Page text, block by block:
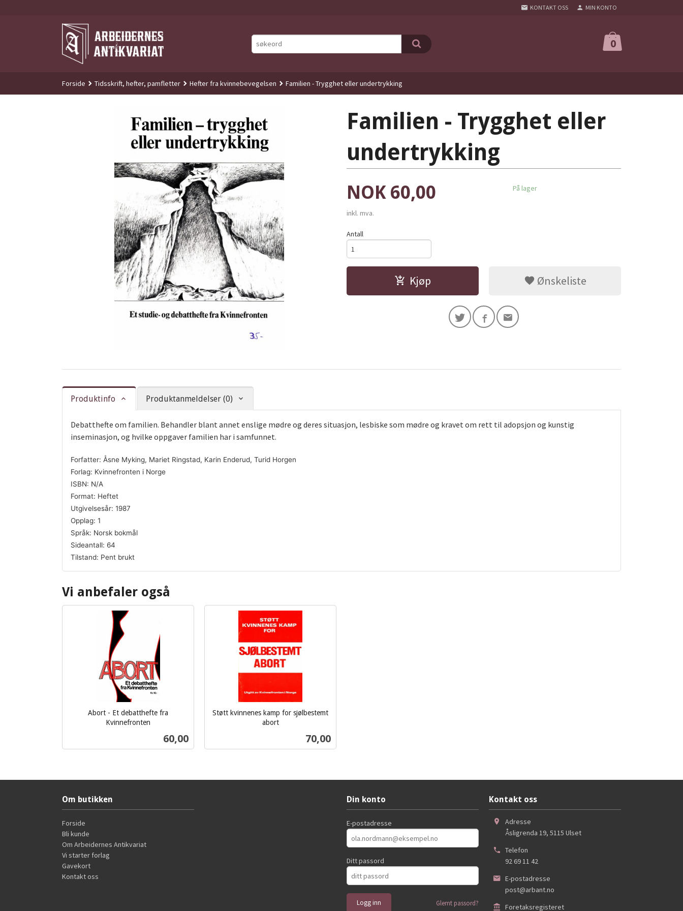
KONTAKT OSS MIN KONTO
0
Forside Tidsskrift, hefter, pamfletter Hefter fra kvinnebevegelsen Familien - Trygghet eller undertrykking
Familien - Trygghet eller
undertrykking
Pris
NOK 60,00
inkl. mva.
På lager
Antall
Kjøp Ønskeliste
Produktinfo Produktanmeldelser (0)
Debatthefte om familien. Behandler blant annet enslige mødre og deres situasjon, lesbiske som mødre og kravet om rett til adopsjon og kunstig
inseminasjon, og hvilke oppgaver familien har i samfunnet.
Forfatter: Åsne Myking, Mariet Ringstad, Karin Enderud, Turid Horgen
Forlag: Kvinnefronten i Norge
ISBN: N/A
Format: Heftet
Utgivelsesår: 1987
Opplag: 1
Språk: Norsk bokmål
Sideantall: 64
Tilstand: Pent brukt
Vi anbefaler også
Abort - Et debatthefte fra
Kvinnefronten
Pris
60,00
Støtt kvinnenes kamp for sjølbestemt
abort
Pris
70,00
Om butikken
Forside
Bli kunde
Om Arbeidernes Antikvariat
Vi starter forlag
Gavekort
Kontakt oss
Din konto
E-postadresse
Ditt passord
Glemt passord?
Kontakt oss
Adresse
Åsligrenda 19, 5115 Ulset
Telefon
92 69 11 42
E-postadresse
post@arbant.no
Foretaksregisteret